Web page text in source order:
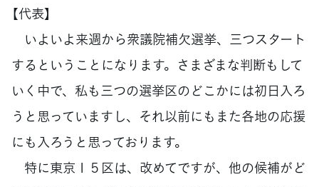
【代表】
いよいよ来週から衆議院補欠選挙、三つスタート
するということになります。さまざまな判断もして
いく中で、私も三つの選挙区のどこかには初日入ろ
うと思っていますし、それ以前にもまた各地の応援
にも入ろうと思っております。
特に東京１５区は、改めてですが、他の候補がど